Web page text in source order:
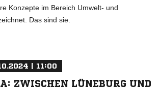
Konzepte im Bereich Umwelt- und
Das sind sie.
| 11:00
ZWISCHEN LÜNEBURG UND